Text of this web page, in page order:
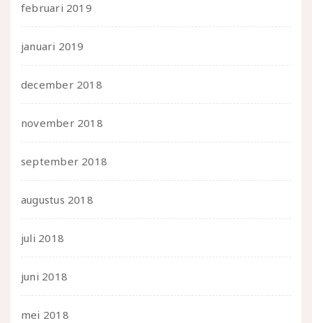
februari 2019
januari 2019
december 2018
november 2018
september 2018
augustus 2018
juli 2018
juni 2018
mei 2018